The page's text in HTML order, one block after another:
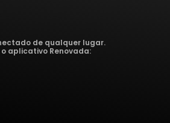
de qualquer lugar.
o aplicativo Renovada: